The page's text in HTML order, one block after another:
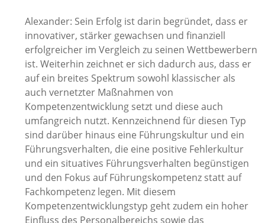
Alexander: Sein Erfolg ist darin begründet, dass er
innovativer, stärker gewachsen und finanziell
erfolgreicher im Vergleich zu seinen Wettbewerbern
ist. Weiterhin zeichnet er sich dadurch aus, dass er
auf ein breites Spektrum sowohl klassischer als
auch vernetzter Maßnahmen von
Kompetenzentwicklung setzt und diese auch
umfangreich nutzt. Kennzeichnend für diesen Typ
sind darüber hinaus eine Führungskultur und ein
Führungsverhalten, die eine positive Fehlerkultur
und ein situatives Führungsverhalten begünstigen
und den Fokus auf Führungskompetenz statt auf
Fachkompetenz legen. Mit diesem
Kompetenzentwicklungstyp geht zudem ein hoher
Einfluss des Personalbereichs sowie das